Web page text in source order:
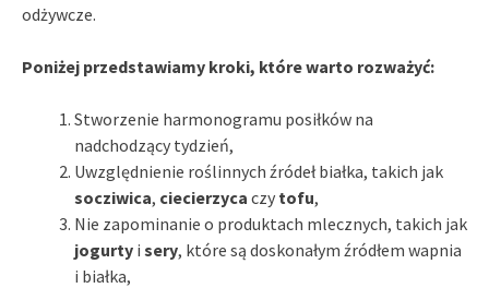
odżywcze.
Poniżej przedstawiamy kroki, które warto rozważyć:
Stworzenie harmonogramu posiłków na
nadchodzący tydzień,
Uwzględnienie roślinnych źródeł białka, takich jak
socziwica, ciecierzyca czy tofu,
Nie zapominanie o produktach mlecznych, takich jak
jogurty i sery, które są doskonałym źródłem wapnia
i białka,